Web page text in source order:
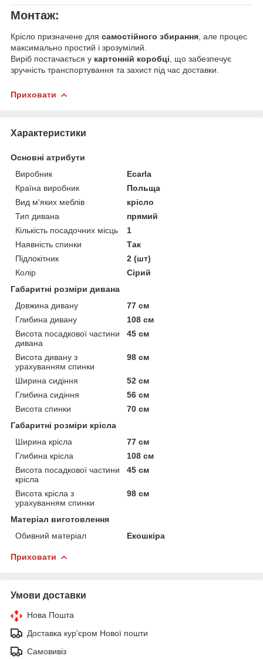
Монтаж:
Крісло призначене для самостійного збирання , але процес
максимально простий і зрозумілий.
Виріб постачається у картонній коробці , що забезпечує
зручність транспортування та захист під час доставки.
Приховати
Характеристики
Основні атрибути
Виробник
Ecarla
Країна виробник
Польща
Вид м'яких меблів
крісло
Тип дивана
прямий
Кількість посадочних місць
1
Наявність спинки
Так
Підлокітник
2 (шт)
Колір
Сірий
Габаритні розміри дивана
Довжина дивану
77 см
Глибина дивану
108 см
Висота посадкової частини
дивана
45 см
Висота дивану з
урахуванням спинки
98 см
Ширина сидіння
52 см
Глибина сидіння
56 см
Висота спинки
70 см
Габаритні розміри крісла
Ширина крісла
77 см
Глибина крісла
108 см
Висота посадкової частини
крісла
45 см
Висота крісла з
урахуванням спинки
98 см
Матеріал виготовлення
Обивний матеріал
Екошкіра
Приховати
Умови доставки
Нова Пошта
Доставка кур'єром Нової пошти
Самовивіз